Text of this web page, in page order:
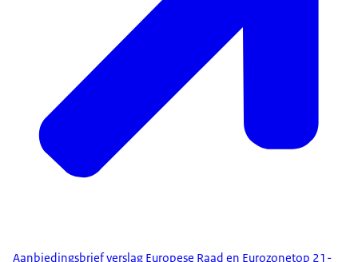
Aanbiedingsbrief verslag Europese Raad en Eurozonetop 21-